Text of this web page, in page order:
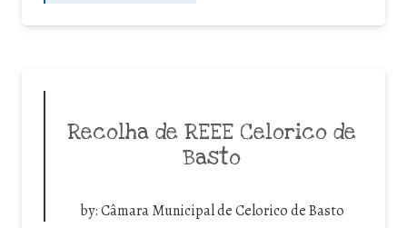
Recolha de REEE Celorico de
Basto
by:Câmara Municipal de Celorico de Basto